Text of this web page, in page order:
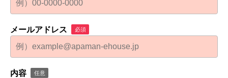
メールアドレス 必須
内容 任意